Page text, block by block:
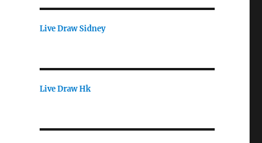
Live Draw Sidney
Live Draw Hk